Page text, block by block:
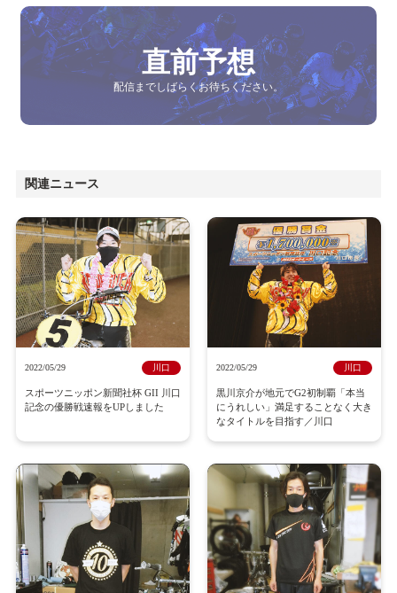
直前予想
配信までしばらくお待ちください。
関連ニュース
2022/05/29 川口
スポーツニッポン新聞社杯 GII 川口
記念の優勝戦速報をUPしました
2022/05/29 川口
黒川京介が地元でG2初制覇「本当
にうれしい」満足することなく大き
なタイトルを目指す／川口